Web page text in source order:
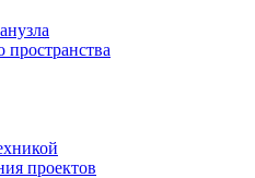
проектов